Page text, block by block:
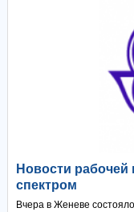
Новости
спектром
Вчера в Женеве